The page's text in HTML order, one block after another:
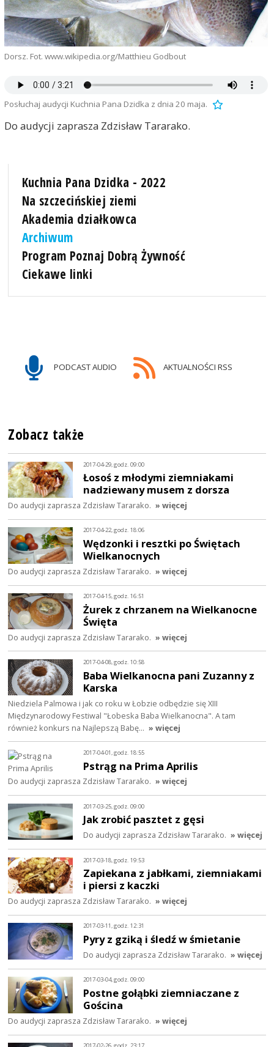
Dorsz. Fot. www.wikipedia.org/Matthieu Godbout
Posłuchaj audycji Kuchnia Pana Dzidka z dnia 20 maja.
Do audycji zaprasza Zdzisław Tararako.
Kuchnia Pana Dzidka - 2022
Na szczecińskiej ziemi
Akademia działkowca
Archiwum
Program Poznaj Dobrą Żywność
Ciekawe linki
PODCAST AUDIO AKTUALNOŚCI RSS
Zobacz także
2017-04-29, godz. 09:00
Łosoś z młodymi ziemniakami
nadziewany musem z dorsza
Do audycji zaprasza Zdzisław Tararako. » więcej
2017-04-22, godz. 18:06
Wędzonki i resztki po Świętach
Wielkanocnych
Do audycji zaprasza Zdzisław Tararako. » więcej
2017-04-15, godz. 16:51
Żurek z chrzanem na Wielkanocne
Święta
Do audycji zaprasza Zdzisław Tararako. » więcej
2017-04-08, godz. 10:58
Baba Wielkanocna pani Zuzanny z
Karska
Niedziela Palmowa i jak co roku w Łobzie odbędzie się XIII
Międzynarodowy Festiwal "Łobeska Baba Wielkanocna". A tam
również konkurs na Najlepszą Babę… » więcej
2017-04-01, godz. 18:55
Pstrąg na Prima Aprilis
Do audycji zaprasza Zdzisław Tararako. » więcej
2017-03-25, godz. 09:00
Jak zrobić pasztet z gęsi
Do audycji zaprasza Zdzisław Tararako. » więcej
2017-03-18, godz. 19:53
Zapiekana z jabłkami, ziemniakami
i piersi z kaczki
Do audycji zaprasza Zdzisław Tararako. » więcej
2017-03-11, godz. 12:31
Pyry z gziką i śledź w śmietanie
Do audycji zaprasza Zdzisław Tararako. » więcej
2017-03-04, godz. 09:00
Postne gołąbki ziemniaczane z
Gościna
Do audycji zaprasza Zdzisław Tararako. » więcej